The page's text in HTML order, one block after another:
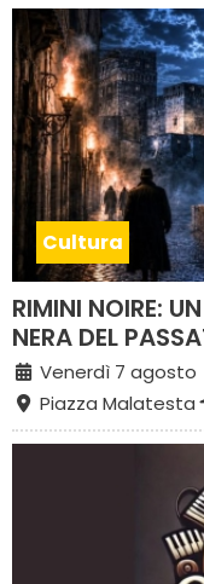
Cultura
RIMINI NOIRE:
NERA DEL
Venerdì 7 agosto
Piazza Malatesta